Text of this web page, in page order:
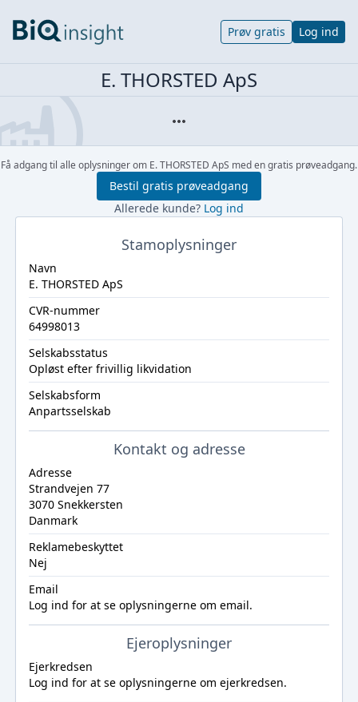
Prøv gratis Log ind
E. THORSTED ApS
Få adgang til alle oplysninger om E. THORSTED ApS med en gratis prøveadgang.
Bestil gratis prøveadgang
Allerede kunde? Log ind
Stamoplysninger
Navn
E. THORSTED ApS
CVR-nummer
64998013
Selskabsstatus
Opløst efter frivillig likvidation
Selskabsform
Anpartsselskab
Kontakt og adresse
Adresse
Strandvejen 77
3070 Snekkersten
Danmark
Reklamebeskyttet
Nej
Email
Log ind for at se oplysningerne om email.
Ejeroplysninger
Ejerkredsen
Log ind for at se oplysningerne om ejerkredsen.